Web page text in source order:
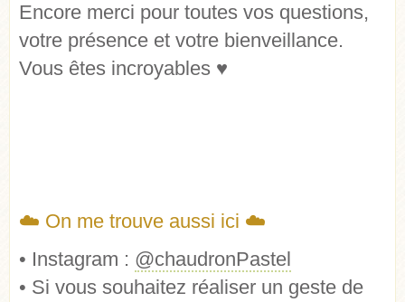
Encore merci pour toutes vos questions,
votre présence et votre bienveillance.
Vous êtes incroyables ♥
☁️ On me trouve aussi ici ☁️
• Instagram : @chaudronPastel
• Si vous souhaitez réaliser un geste de